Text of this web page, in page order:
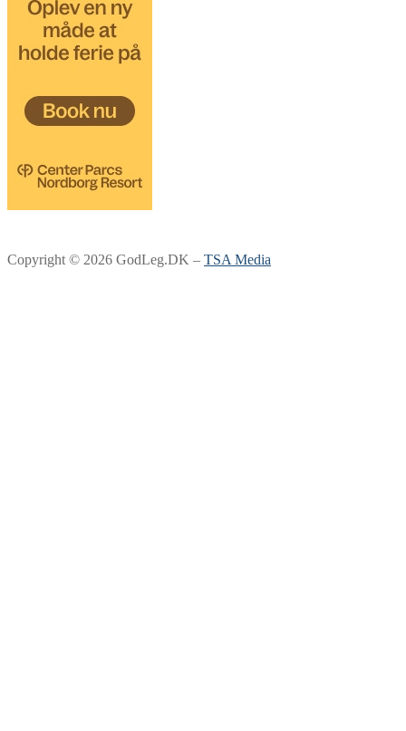
Copyright © 2026 GodLeg.DK – TSA Media